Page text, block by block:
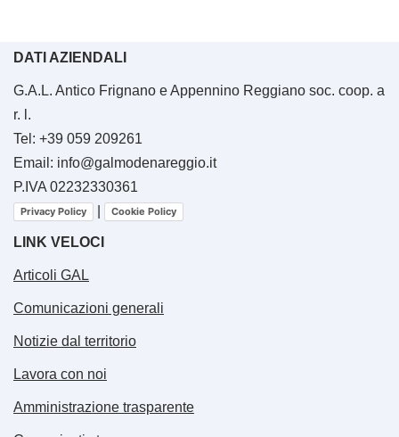
DATI AZIENDALI
G.A.L. Antico Frignano e Appennino Reggiano soc. coop. a
r. l.
Tel: +39 059 209261
Email: info@galmodenareggio.it
P.IVA 02232330361
Privacy Policy Cookie Policy
LINK VELOCI
Articoli GAL
Comunicazioni generali
Notizie dal territorio
Lavora con noi
Amministrazione trasparente